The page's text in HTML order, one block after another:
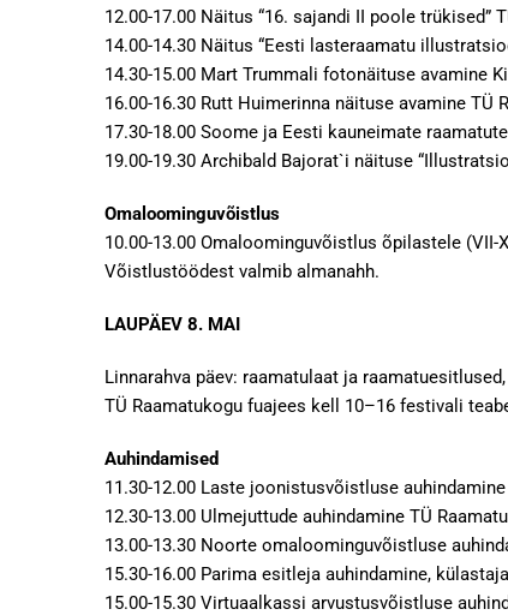
12.00-17.00 Näitus “16. sajandi II poole trükised”
14.00-14.30 Näitus “Eesti lasteraamatu
14.30-15.00 Mart Trummali fotonäituse avamine
16.00-16.30 Rutt Huimerinna näituse avamine TÜ
17.30-18.00 Soome ja Eesti kauneimate
19.00-19.30 Archibald Bajorat`i näituse
Omaloominguvõistlus
10.00-13.00 Omaloominguvõistlus õpilastele
Võistlustöödest valmib almanahh.
LAUPÄEV 8. MAI
Linnarahva päev: raamatulaat ja
TÜ Raamatukogu fuajees kell 10–16 festivali
Auhindamised
11.30-12.00 Laste joonistusvõistluse
12.30-13.00 Ulmejuttude auhindamine TÜ
13.00-13.30 Noorte omaloominguvõistluse
15.30-16.00 Parima esitleja auhindamine,
15.00-15.30 Virtuaalkassi arvustusvõistluse